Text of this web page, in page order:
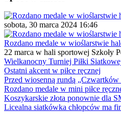
sobota, 30 marca 2024 16:46
Rozdano medale w wioślarstwie
22 marca w hali sportowej Szkoły
Wielkanocny Turniej Piłki
Ostatni akcent w piłce ręcznej
Przed wiosenną rundą
Rozdano medale w mini piłce
Koszykarskie złota ponownie dla
Licealna siatkówka chłopców ma